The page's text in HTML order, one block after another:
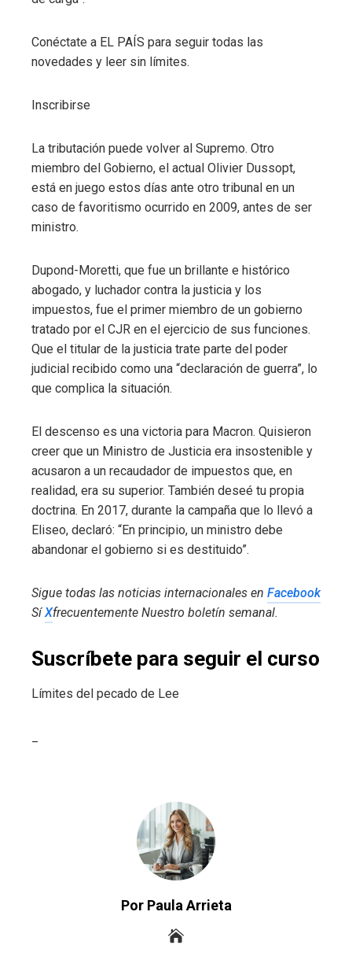
Conéctate a EL PAÍS para seguir todas las
novedades y leer sin límites.
Inscribirse
La tributación puede volver al Supremo. Otro
miembro del Gobierno, el actual Olivier Dussopt,
está en juego estos días ante otro tribunal en un
caso de favoritismo ocurrido en 2009, antes de ser
ministro.
Dupond-Moretti, que fue un brillante e histórico
abogado, y luchador contra la justicia y los
impuestos, fue el primer miembro de un gobierno
tratado por el CJR en el ejercicio de sus funciones.
Que el titular de la justicia trate parte del poder
judicial recibido como una “declaración de guerra”, lo
que complica la situación.
El descenso es una victoria para Macron. Quisieron
creer que un Ministro de Justicia era insostenible y
acusaron a un recaudador de impuestos que, en
realidad, era su superior. También deseé tu propia
doctrina. En 2017, durante la campaña que lo llevó a
Eliseo, declaró: “En principio, un ministro debe
abandonar el gobierno si es destituido”.
Sigue todas las noticias internacionales en Facebook
SíXfrecuentemente Nuestro boletín semanal.
Suscríbete para seguir el curso
Límites del pecado de Lee
Por Paula Arrieta